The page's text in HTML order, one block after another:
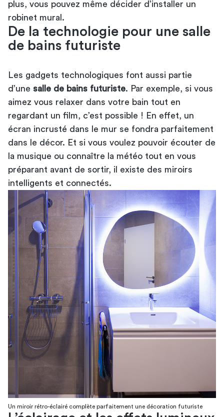
Un miroir rétro-éclairé complète parfaitement une décoration futuriste
plus, vous pouvez même décider d’installer un
robinet mural.
De la technologie pour une salle
de bains futuriste
Les gadgets technologiques font aussi partie
d’une salle de bains futuriste. Par exemple, si vous
aimez vous relaxer dans votre bain tout en
regardant un film, c’est possible ! En effet, un
écran incrusté dans le mur se fondra parfaitement
dans le décor. Et si vous voulez pouvoir écouter de
la musique ou connaître la météo tout en vous
préparant avant de sortir, il existe des miroirs
intelligents et connectés.